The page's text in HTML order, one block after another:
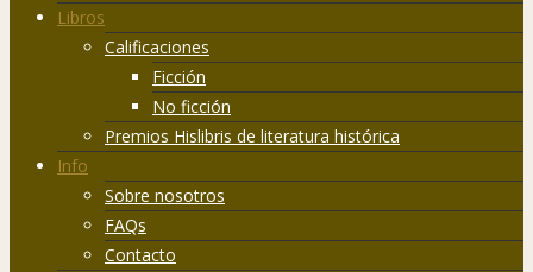
Libros
Calificaciones
Ficción
No ficción
Premios Hislibris de literatura histórica
Info
Sobre nosotros
FAQs
Contacto